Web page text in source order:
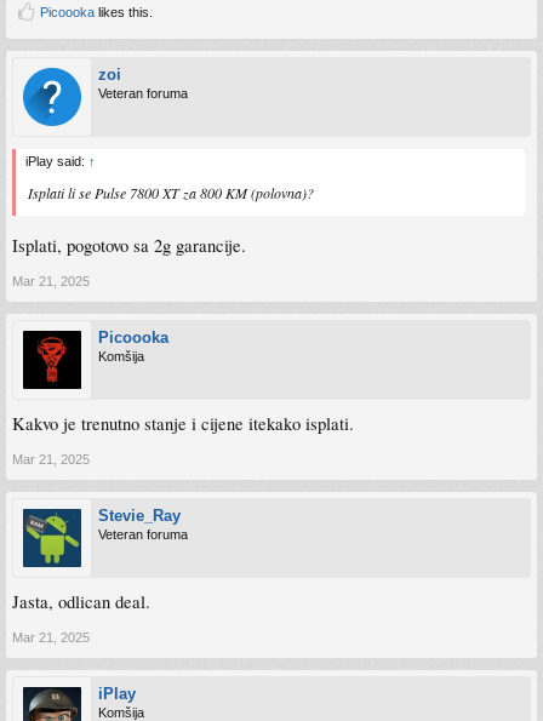
Picoooka likes this.
zoi
Veteran foruma
iPlay said: ↑
Isplati li se Pulse 7800 XT za 800 KM (polovna)?
Isplati, pogotovo sa 2g garancije.
Mar 21, 2025
Picoooka
Komšija
Kakvo je trenutno stanje i cijene itekako isplati.
Mar 21, 2025
Stevie_Ray
Veteran foruma
Jasta, odlican deal.
Mar 21, 2025
iPlay
Komšija